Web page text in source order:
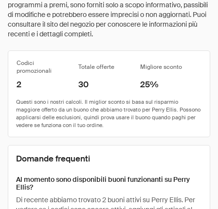
programmi a premi, sono forniti solo a scopo informativo, passibili
di modifiche e potrebbero essere imprecisi o non aggiornati. Puoi
consultare il sito del negozio per conoscere le informazioni più
recenti e i dettagli completi.
Codici
promozionali
Totale offerte Migliore sconto
2 30 25%
Domande frequenti
Al momento sono disponibili buoni funzionanti su Perry
Ellis?
Di recente abbiamo trovato 2 buoni attivi su Perry Ellis. Per